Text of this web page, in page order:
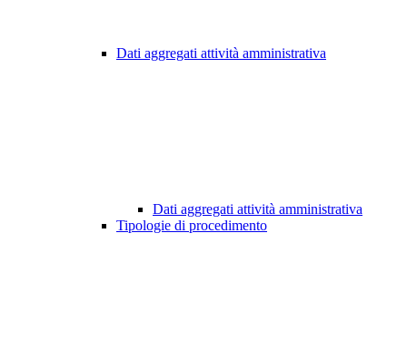
Dati aggregati attività amministrativa
Dati aggregati attività amministrativa
Tipologie di procedimento